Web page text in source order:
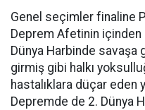
Genel seçimler finaline
Deprem Afetinin içinden
Dünya Harbinde savaşa
girmiş gibi halkı
hastalıklara düçar
Depremde de 2. Dünya